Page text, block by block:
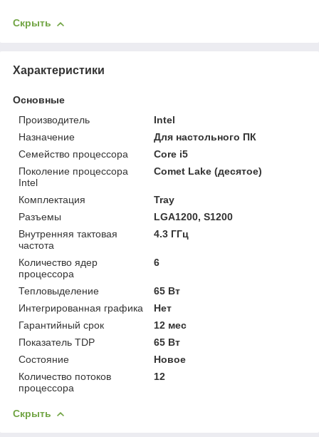
Скрыть
Характеристики
Основные
Производитель
Intel
Назначение
Для настольного ПК
Семейство процессора
Core i5
Поколение процессора
Intel
Comet Lake (десятое)
Комплектация
Tray
Разъемы
LGA1200, S1200
Внутренняя тактовая
частота
4.3 ГГц
Количество ядер
процессора
6
Тепловыделение
65 Вт
Интегрированная графика
Нет
Гарантийный срок
12 мес
Показатель TDP
65 Вт
Состояние
Новое
Количество потоков
процессора
12
Скрыть